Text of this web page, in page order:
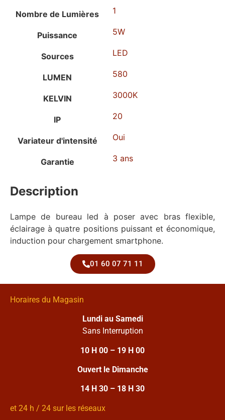
Nombre de Lumières 1
Puissance 5W
Sources LED
LUMEN 580
KELVIN 3000K
IP 20
Variateur d'intensité Oui
Garantie 3 ans
Description
Lampe de bureau led à poser avec bras flexible,
éclairage à quatre positions puissant et économique,
induction pour chargement smartphone.
01 60 07 71 11
Horaires du Magasin
Lundi au Samedi
Sans Interruption
10 H 00 – 19 H 00
Ouvert le Dimanche
14 H 30 – 18 H 30
et 24 h / 24 sur les réseaux